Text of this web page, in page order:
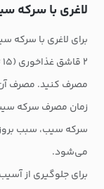
لاغری با سرکه
زمان مصرف سرکه
سرکه سیب، سبب بروز
می‌شود.
برای جلوگیری از